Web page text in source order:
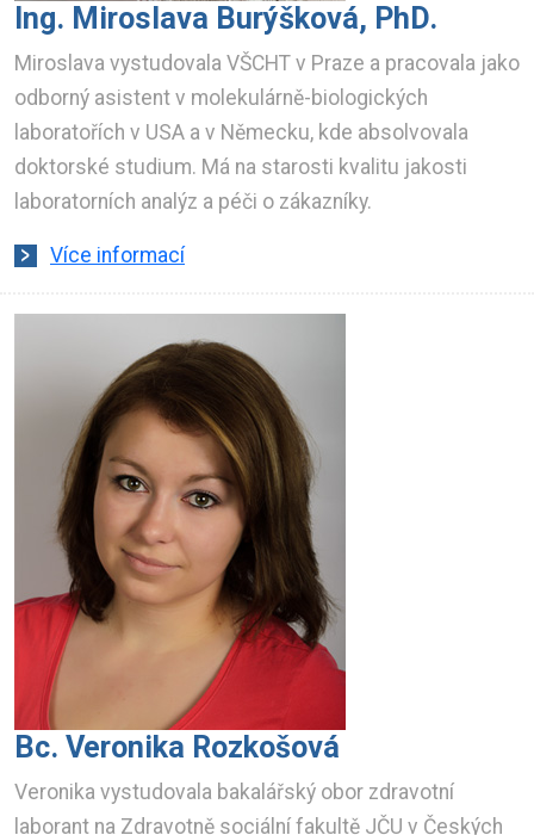
Ing. Miroslava Burýšková, PhD.
Miroslava vystudovala VŠCHT v Praze a pracovala jako
odborný asistent v molekulárně-biologických
laboratořích v USA a v Německu, kde absolvovala
doktorské studium. Má na starosti kvalitu jakosti
laboratorních analýz a péči o zákazníky.
Více informací
Bc. Veronika Rozkošová
Veronika vystudovala bakalářský obor zdravotní
laborant na Zdravotně sociální fakultě JČU v Českých